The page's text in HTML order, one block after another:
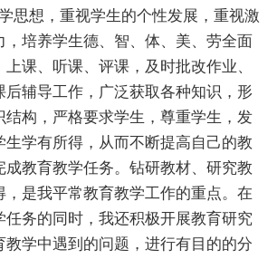
思想，重视学生的个性发展，重视激
，培养学生德、智、体、美、劳全面
课、听课、评课，及时批改作业、
后辅导工作，广泛获取各种知识，形
结构，严格要求学生，尊重学生，发
生学有所得，从而不断提高自己的教
成教育教学任务。钻研教材、研究教
，是我平常教育教学工作的重点。在
任务的同时，我还积极开展教育研究
教学中遇到的问题，进行有目的的分